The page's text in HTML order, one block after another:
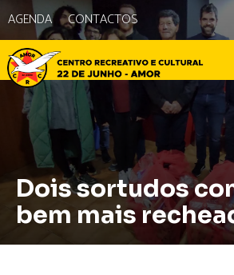
AGENDA CONTACTOS
Dois sortudos
bem mais